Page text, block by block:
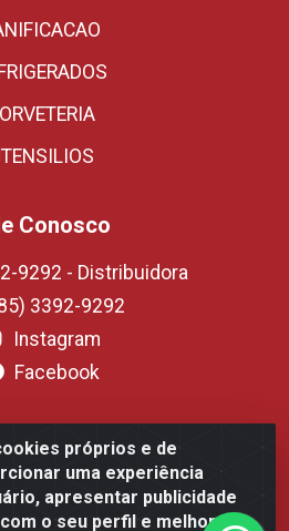
próprios e de
uma experiência
apresentar publicidade
o seu perfil e melhorar a
Conosco
9292 - Distribuidora
3392-9292
Instagram
Facebook
de Alimentos LTDA - Avenida
- Messejana, Fortaleza/CE - CEP
09.317.318.0001-75